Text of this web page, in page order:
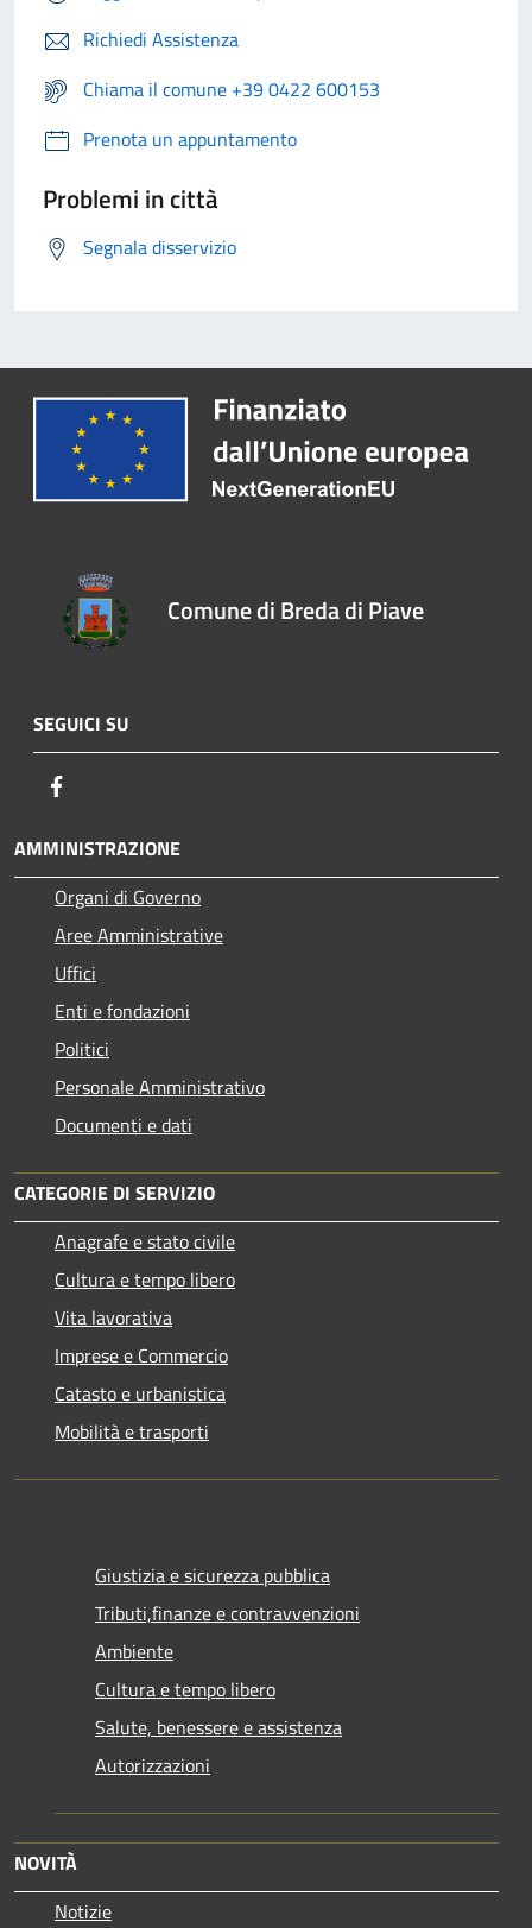
Richiedi Assistenza
Chiama il comune +39 0422 600153
Prenota un appuntamento
Problemi in città
Segnala disservizio
Comune di Breda di Piave
SEGUICI SU
AMMINISTRAZIONE
Organi di Governo
Aree Amministrative
Uffici
Enti e fondazioni
Politici
Personale Amministrativo
Documenti e dati
CATEGORIE DI SERVIZIO
Anagrafe e stato civile
Cultura e tempo libero
Vita lavorativa
Imprese e Commercio
Catasto e urbanistica
Mobilità e trasporti
Giustizia e sicurezza pubblica
Tributi,finanze e contravvenzioni
Ambiente
Cultura e tempo libero
Salute, benessere e assistenza
Autorizzazioni
NOVITÀ
Notizie